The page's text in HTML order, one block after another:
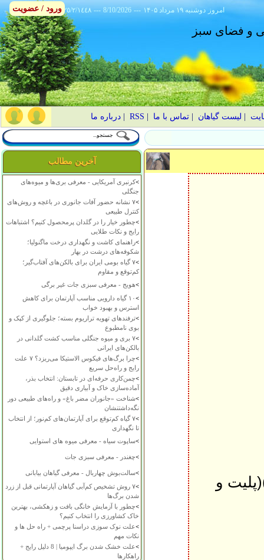
٢٥/٢/١٤٤٨ --- 8/10/2026 --- ۱۴۰۵ دوشنبه ۱۹ مرداد امروز
و فضای سبز
لیست گیاهان |تماس با ما RSS
|درباره ما
آخرین مطالب
>کرنبری آمریکایی - معرفی بری‌ها و میوه‌های
جنگلی
>
۷ نشانه حضور آفات جانوری در باغچه و روش‌های
کنترل طبیعی
>چطور خیار را در گلدان پرمحصول کنیم؟ اشتباهات
رایج و نکات طلایی
>راهنمای کاشت و نگهداری درخت ماگنولیا؛
شکوفه‌های درشت در بهار
>
۷ گیاه بومی ایران برای بالکن‌های آفتاب‌گیر؛
کم‌توقع و مقاوم
>هویج - معرفی سبزی جات غیر برگی
>
۱۰ گیاه دارویی مناسب آپارتمان برای کاهش
استرس و بهبود خواب
>ترفندهای تهویه تراریوم بسته؛ جلوگیری از کپک و
بوی نامطبوع
>
۷ بری و میوه جنگلی مناسب کشت گلدانی در
بالکن‌های ایرانی
>
چرا برگ‌های فیکوس الاستیکا می‌ریزد؟ ۷ علت
رایج و راه‌حل سریع
>چمن‌کاری حرفه‌ای در تابستان: انتخاب بذر،
آماده‌سازی خاک و آبیاری دقیق
>شناخت «جانوران مضر باغ» و راه‌های طبیعی دور
نگه‌داشتنشان
>
۷ گیاه کم‌توقع برای آپارتمان‌های کم‌نور؛ از انتخاب
تا نگهداری
>ساپوت سیاه - معرفی میوه های استوایی
>چغندر - معرفی سبزی جات
>سالت‌بوش چهاربال - معرفی گیاهان بیابانی
>
۷ روش تشخیص کم‌آبی گیاهان آپارتمانی قبل از زرد
شدن برگ‌ها
>چطور با آزمایش خانگی بافت و زهکشی، بهترین
خاک کشاورزی را انتخاب کنیم؟
>علت نوک سوزی دراسنا پرچمی + راه حل ها و
نکات مهم
>
علت خشک شدن برگ ایپومیا | 8 دلیل رایج +
راهکارها
و
ورود / عضویت